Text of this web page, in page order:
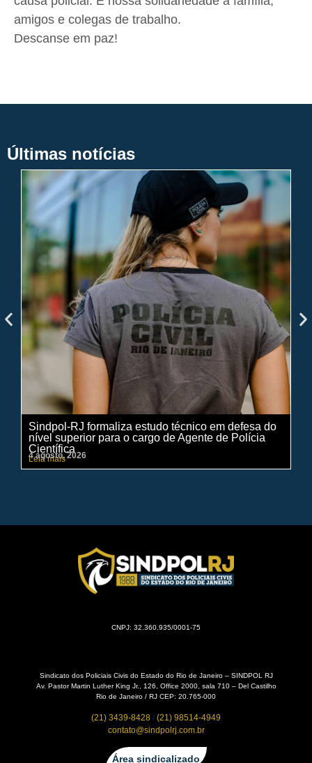
amigos e colegas de trabalho.
Descanse em paz!
Últimas notícias
Sindpol-RJ formaliza estudo técnico em defesa do
nível superior para o cargo de Agente de Polícia
Científica
Leia mais
4 agosto, 2026
CNPJ: 32.360.935/0001-75
Sindicato dos Policiais Civis do Estado do Rio de Janeiro – SINDPOL RJ
Av. Pastor Martin Luther King Jr., 126, Office 2000, sala 710 – Del Castilho
Rio de Janeiro / RJ CEP: 20.765-000
(21) 3439-8428 / (21) 98514-4949
contato@sindpolrj.com.br
Área sindicalizado